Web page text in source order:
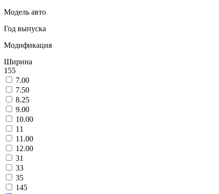
Модель авто
Год выпуска
Модификация
Ширина
155
7.00
7.50
8.25
9.00
10.00
11
11.00
12.00
31
33
35
145